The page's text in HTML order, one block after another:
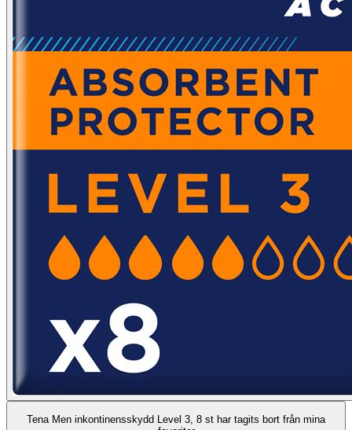
Tena Men inkontinensskydd Level 3, 8 st har tagits bort från mina